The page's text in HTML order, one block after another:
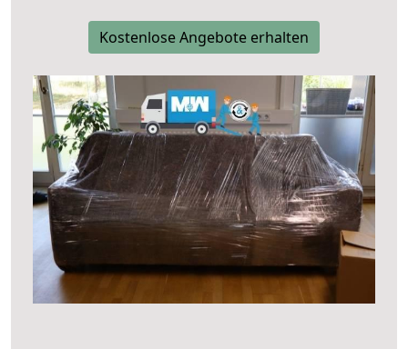
Kostenlose Angebote erhalten